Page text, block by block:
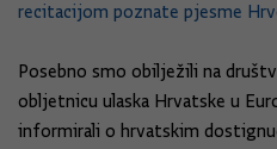
recitacijom poznate pjesme
Posebno smo obilježili na
obljetnicu ulaska Hrvatske u
informirali o hrvatskim